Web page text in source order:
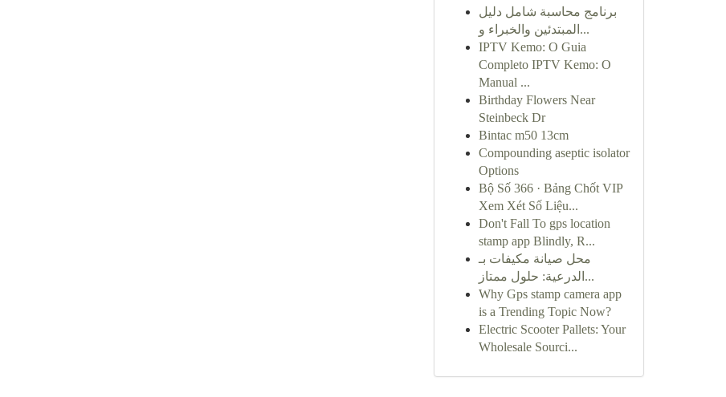
برنامج محاسبة شامل دليل
المبتدئين والخبراء و...
IPTV Kemo: O Guia
Completo IPTV Kemo: O
Manual ...
Birthday Flowers Near
Steinbeck Dr
Bintac m50 13cm
Compounding aseptic isolator
Options
Bộ Số 366 · Bảng Chốt VIP
Xem Xét Số Liệu...
Don't Fall To gps location
stamp app Blindly, R...
محل صيانة مكيفات بـ
الدرعية: حلول ممتاز...
Why Gps stamp camera app
is a Trending Topic Now?
Electric Scooter Pallets: Your
Wholesale Sourci...